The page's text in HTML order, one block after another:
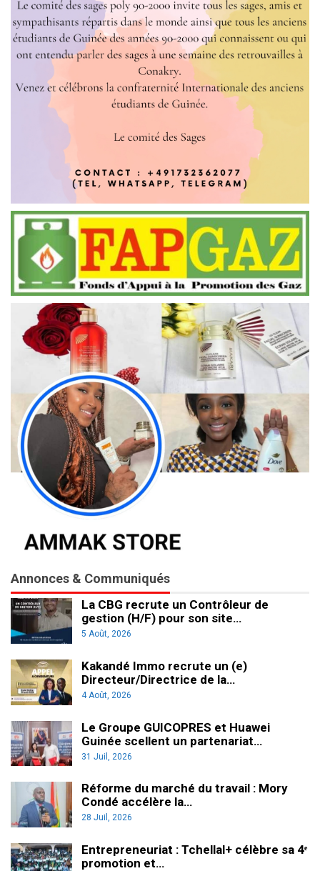
Annonces & Communiqués
La CBG recrute un Contrôleur de
gestion (H/F) pour son site…
5 Août, 2026
Kakandé Immo recrute un (e)
Directeur/Directrice de la…
4 Août, 2026
Le Groupe GUICOPRES et Huawei
Guinée scellent un partenariat…
31 Juil, 2026
Réforme du marché du travail : Mory
Condé accélère la…
28 Juil, 2026
Entrepreneuriat : Tchellal+ célèbre sa 4ᵉ
promotion et…